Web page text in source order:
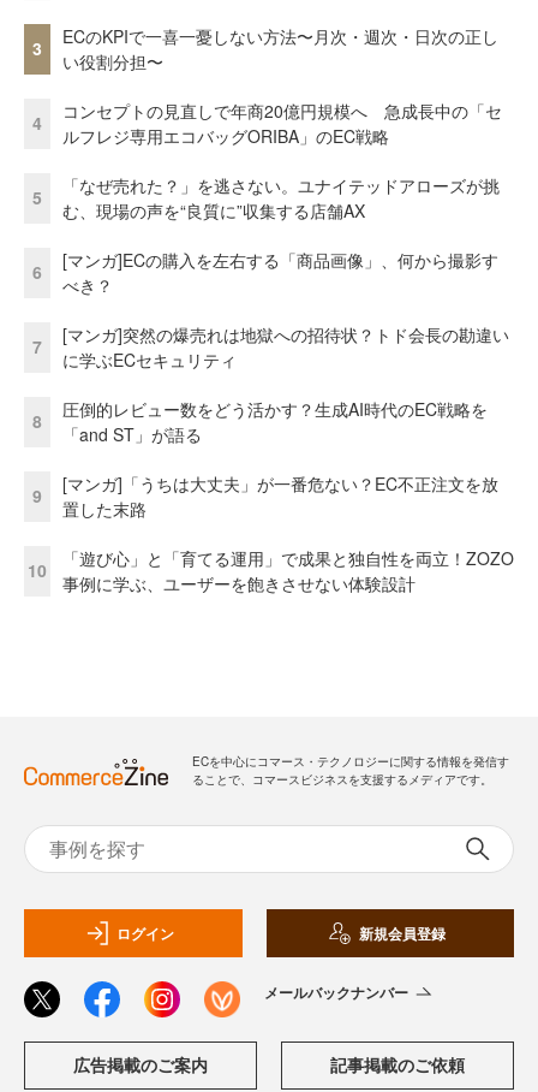
3
ECのKPIで一喜一憂しない方法〜月次・週次・日次の正し
い役割分担〜
4
コンセプトの見直しで年商20億円規模へ 急成長中の「セ
ルフレジ専用エコバッグORIBA」のEC戦略
5
「なぜ売れた？」を逃さない。ユナイテッドアローズが挑
む、現場の声を“良質に”収集する店舗AX
6
[マンガ]ECの購入を左右する「商品画像」、何から撮影す
べき？
7
[マンガ]突然の爆売れは地獄への招待状？トド会長の勘違い
に学ぶECセキュリティ
8
圧倒的レビュー数をどう活かす？生成AI時代のEC戦略を
「and ST」が語る
9
[マンガ]「うちは大丈夫」が一番危ない？EC不正注文を放
置した末路
10
「遊び心」と「育てる運用」で成果と独自性を両立！ZOZO
事例に学ぶ、ユーザーを飽きさせない体験設計
ECを中心にコマース・テクノロジーに関する情報を発信す
ることで、コマースビジネスを支援するメディアです。
ログイン 新規会員登録
メールバックナンバー
広告掲載のご案内 記事掲載のご依頼